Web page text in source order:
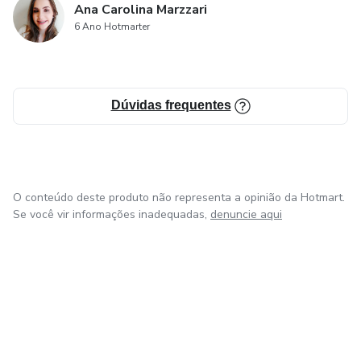
Ana Carolina Marzzari
6 Ano Hotmarter
Dúvidas frequentes
O conteúdo deste produto não representa a opinião da Hotmart.
Se você vir informações inadequadas, denuncie aqui